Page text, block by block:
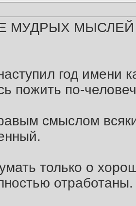
МУДРЫХ
год имени
пожить по-
смыслом
только о
отработаны.